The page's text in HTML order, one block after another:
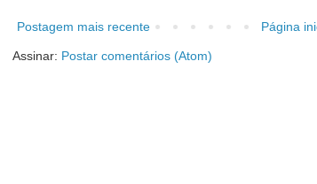
Postagem mais recente Página
Assinar: Postar comentários (Atom)